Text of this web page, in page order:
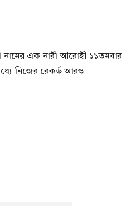
এক নারী আরোহী ১১তমবার
নিজের রেকর্ড আরও